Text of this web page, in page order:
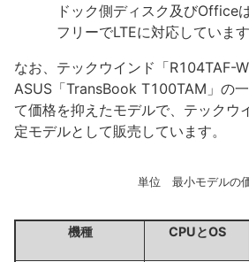
ドック側ディスク及びOffice
フリーでLTEに対応しています
なお、テックウインド「R104TAF-
ASUS「TransBook T100TAM」の
て価格を抑えたモデルで、テックウ
定モデルとして販売しています。
単位 最小モデルの
機種 CPUとOS